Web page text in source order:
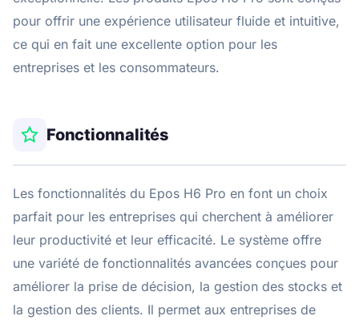
pour offrir une expérience utilisateur fluide et intuitive,
ce qui en fait une excellente option pour les
entreprises et les consommateurs.
Fonctionnalités
Les fonctionnalités du Epos H6 Pro en font un choix
parfait pour les entreprises qui cherchent à améliorer
leur productivité et leur efficacité. Le système offre
une variété de fonctionnalités avancées conçues pour
améliorer la prise de décision, la gestion des stocks et
la gestion des clients. Il permet aux entreprises de